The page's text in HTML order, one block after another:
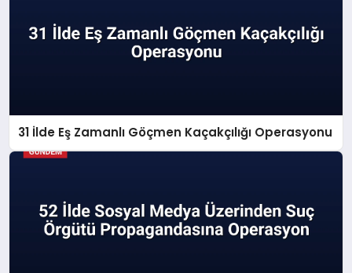
31 İlde Eş Zamanlı Göçmen Kaçakçılığı Operasyonu